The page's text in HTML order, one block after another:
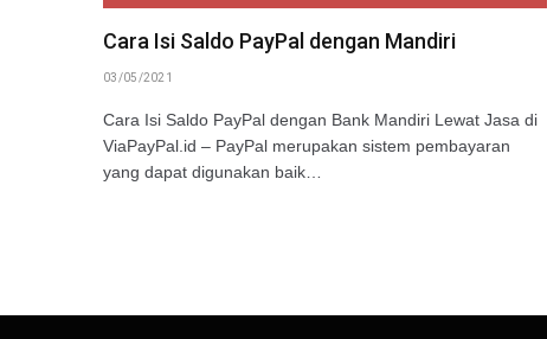
Cara Isi Saldo PayPal dengan Mandiri
03/05/2021
Cara Isi Saldo PayPal dengan Bank Mandiri Lewat Jasa di
ViaPayPal.id – PayPal merupakan sistem pembayaran
yang dapat digunakan baik…